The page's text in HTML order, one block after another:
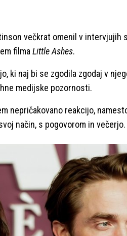
večkrat omenil v intervjujih
filma Little Ashes.
ki naj bi se zgodila zgodaj v
medijske pozornosti.
nepričakovano reakcijo,
način, s pogovorom in večerjo.